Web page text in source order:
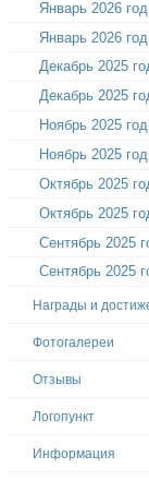
Январь 2026
Январь 2026
Декабрь 2025
Декабрь 2025
Ноябрь 2025
Ноябрь 2025
Октябрь 2025
Октябрь 2025
Сентябрь 2025
Сентябрь 2025
Награды и
Фотогалереи
Отзывы
Логопункт
Информация